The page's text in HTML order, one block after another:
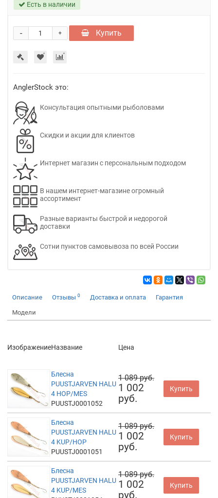
Есть в наличии
+
- Купить
AnglerStock это:
Консультация опытными рыболовами
Скидки и акции для клиентов
Интернет магазин с персональным подходом
В нашем интернет-магазине огромный
ассортимент
Разные варианты быстрой и недорогой
доставки
Сотни пунктов самовывоза по всей России
Описание Отзывы 0 Доставка и оплата Гарантия
Модели
ИзображениеНазвание Цена
Блесна
PUUSTJARVEN HALU
4 HOP/MES
PUUSTJ0001052
1 089 руб.
1 002
руб.
Купить
Блесна
PUUSTJARVEN HALU
4 KUP/HOP
PUUSTJ0001051
1 089 руб.
1 002
руб.
Купить
Блесна
PUUSTJARVEN HALU
4 KUP/MES
1 089 руб.
1 002
руб.
Купить